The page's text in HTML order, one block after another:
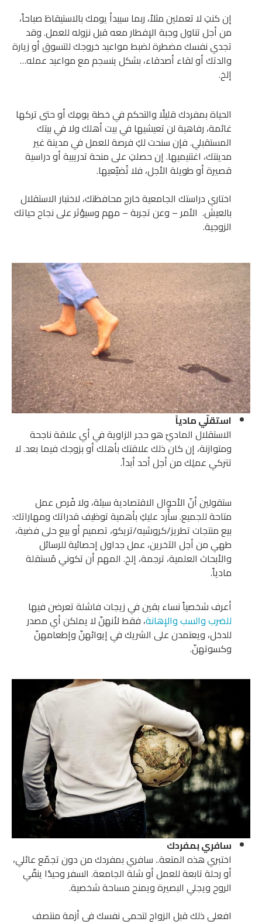
إن كنتِ لا تعملين مثلاً، ربما سيبدأ يومك بالاستيقاظ صباحاً،
من أجل تناول وجبة الإفطار معه قبل نزوله للعمل. وقد
تجدي نفسك مضطرة لضبط مواعيد خروجك للتسوق أو زيارة
والدتك أو لقاء أصدقاء، بشكل ينسجم مع مواعيد عمله…
إلخ.
الحياة بمفردك قليلًا والتحكم في خطة يومِك أو حتى تركها
غائمة، رفاهية لن تعيشيها في بيت أهلك ولا في بيتك
المستقبلي. فإن سنحت لكِ فرصة للعمل في مدينة غير
مدينتك، اغتنيميها. إن حصلتِ على منحة تدريبية أو دراسية
قصيرة أو طويلة الأجل، فلا تُضيّعيها.
اختاري دراستك الجامعية خارج محافظتك، لاختبار الاستقلال
بالعيش. الأمر – وعن تجربة – مهم وسيؤثر على نجاح حياتك
الزوجية.
استقلّي مادياً
الاستقلال الماديّ هو حجر الزاوية في أي علاقة ناجحة
ومتوازنة، إن كان ذلك علاقتك بأهلك أو بزوجك فيما بعد. لا
تتركي عملِك من أجل أحد أبداً.
ستقولين أنّ الأحوال الاقتصادية سيئة، ولا فُرص عمل
متاحة للجميع. سأُرد عليكِ بأهمية توظيف قدراتك ومهاراتك:
بيع منتجات تطريز/كروشيه/تريكو، تصميم أو بيع حلى فضية،
طهي من أجل الآخرين، عمل جداول إحصائية للرسائل
والأبحاث العلمية، ترجمة، إلخ. المهم أن تكوني مُستقلة
مادياً.
أعرف شخصياً نساء بقين في زيجات فاشلة تعرضن فيها
للضرب والسب والإهانة، فقط لأنهنّ لا يملكن أي مصدر
للدخل، ويعتمدن على الشريك في إيوائهنّ وإطعامهنّ
وكسوتهنّ.
سافري بمفردك
اختبري هذه المتعة.. سافري بمفردك من دون تجمّع عائلي،
أو رحلة تابعة للعمل أو شلة الجامعة. السفر وحيدًا ينقّي
الروح ويجلي البصيرة ويمنح مساحة شخصية.
افعلي ذلك قبل الزواج لتحمي نفسك في أزمة منتصف